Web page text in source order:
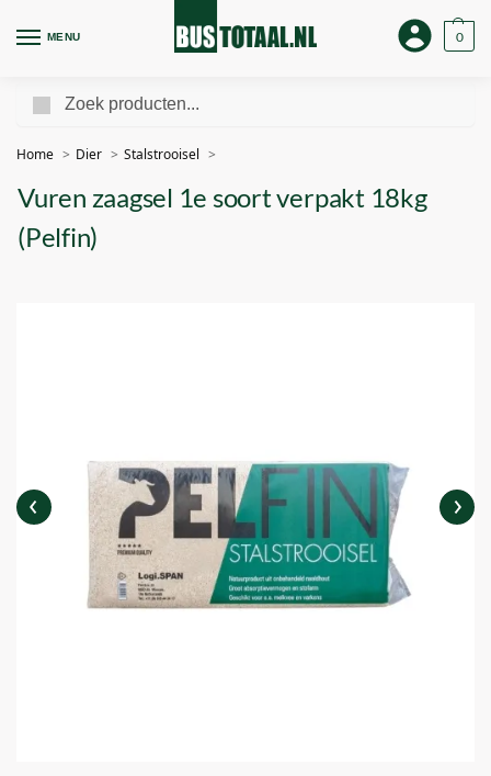
MENU 0
Home Dier Stalstrooisel
Vuren zaagsel 1e soort verpakt 18kg
(Pelfin)